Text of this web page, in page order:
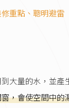
重點、聰明避雷
大量的水，並產
，會使空間中的